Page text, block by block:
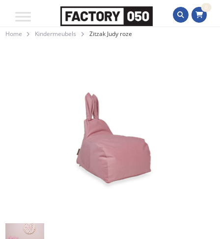
0
Home Kindermeubels Zitzak Judy roze